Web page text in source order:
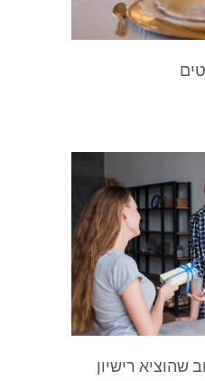
שהוציא רישיון